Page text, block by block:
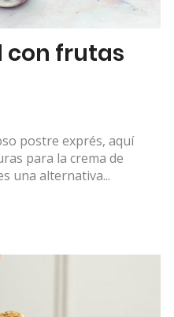
con frutas
postre exprés, aquí
para la crema de
una alternativa...